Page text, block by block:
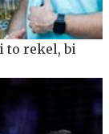
to rekel, bi